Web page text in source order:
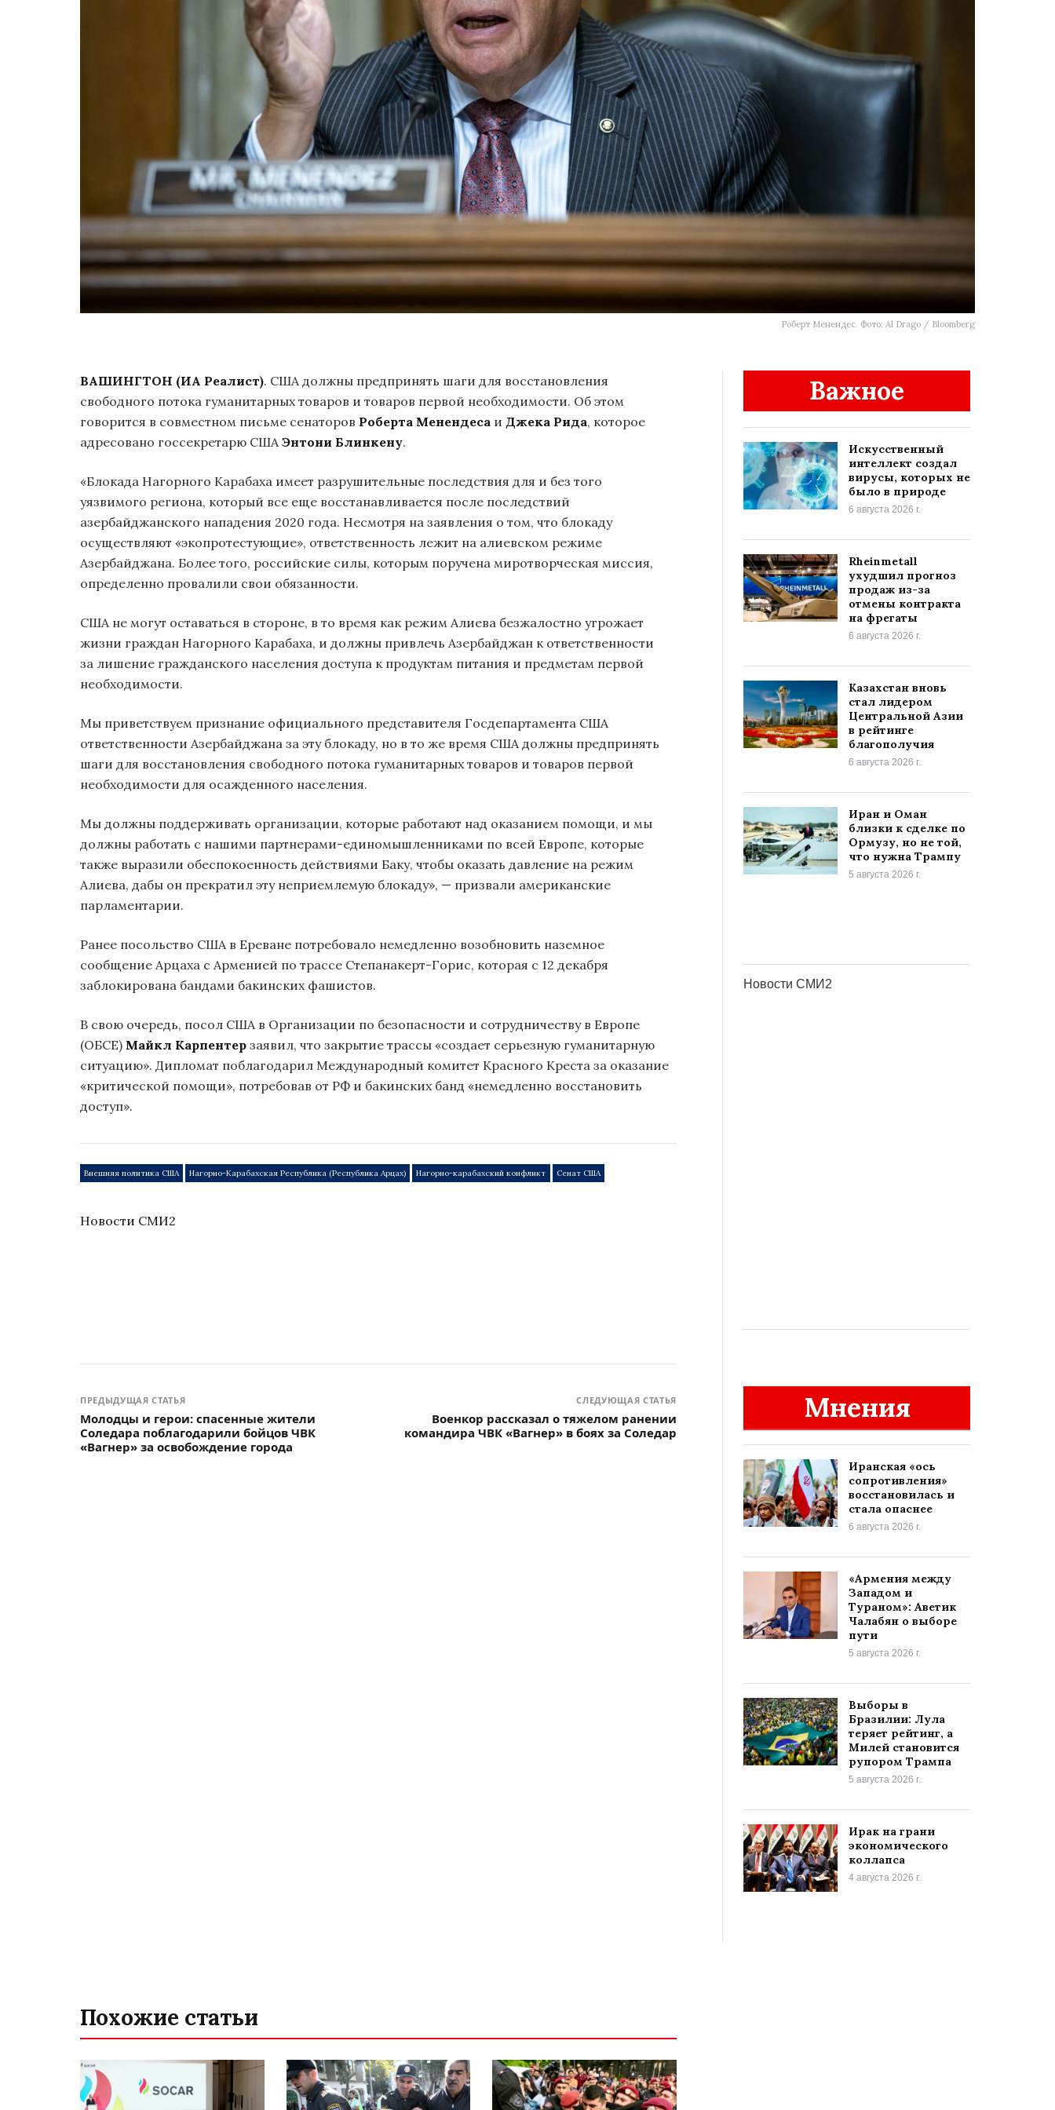
Роберт Менендес. Фото: Al Drago / Bloomberg
ВАШИНГТОН (ИА Реалист). США должны предпринять шаги для восстановления
свободного потока гуманитарных товаров и товаров первой необходимости. Об этом
говорится в совместном письме сенаторов Роберта Менендеса и Джека Рида, которое
адресовано госсекретарю СШАЭнтони Блинкену.
«Блокада Нагорного Карабаха имеет разрушительные последствия для и без того
уязвимого региона, который все еще восстанавливается после последствий
азербайджанского нападения 2020 года. Несмотря на заявления о том, что блокаду
осуществляют «экопротестующие», ответственность лежит на алиевском режиме
Азербайджана. Более того, российские силы, которым поручена миротворческая миссия,
определенно провалили свои обязанности.
США не могут оставаться в стороне, в то время как режим Алиева безжалостно угрожает
жизни граждан Нагорного Карабаха, и должны привлечь Азербайджан к ответственности
за лишение гражданского населения доступа к продуктам питания и предметам первой
необходимости.
Мы приветствуем признание официального представителя Госдепартамента США
ответственности Азербайджана за эту блокаду, но в то же время США должны предпринять
шаги для восстановления свободного потока гуманитарных товаров и товаров первой
необходимости для осажденного населения.
Мы должны поддерживать организации, которые работают над оказанием помощи, и мы
должны работать с нашими партнерами-единомышленниками по всей Европе, которые
также выразили обеспокоенность действиями Баку, чтобы оказать давление на режим
Алиева, дабы он прекратил эту неприемлемую блокаду», — призвали американские
парламентарии.
Ранее посольство США в Ереване потребовало немедленно возобновить наземное
сообщение Арцаха с Арменией по трассе Степанакерт-Горис, которая с 12 декабря
заблокирована бандами бакинских фашистов.
В свою очередь, посол США в Организации по безопасности и сотрудничеству в Европе
(ОБСЕ) Майкл Карпентер заявил, что закрытие трассы «создает серьезную гуманитарную
ситуацию». Дипломат поблагодарил Международный комитет Красного Креста за оказание
«критической помощи», потребовав от РФ и бакинских банд «немедленно восстановить
доступ».
Внешняя политика США Нагорно-Карабахская Республика (Республика Арцах) Нагорно-карабахский конфликт Сенат США
Новости СМИ2
ПРЕДЫДУЩАЯ СТАТЬЯ
Молодцы и герои: спасенные жители
Соледара поблагодарили бойцов ЧВК
«Вагнер» за освобождение города
СЛЕДУЮЩАЯ СТАТЬЯ
Военкор рассказал о тяжелом ранении
командира ЧВК «Вагнер» в боях за Соледар
Важное
Искусственный
интеллект создал
вирусы, которых не
было в природе
6 августа 2026 г.
Rheinmetall
ухудшил прогноз
продаж из-за
отмены контракта
на фрегаты
6 августа 2026 г.
Казахстан вновь
стал лидером
Центральной Азии
в рейтинге
благополучия
6 августа 2026 г.
Иран и Оман
близки к сделке по
Ормузу, но не той,
что нужна Трампу
5 августа 2026 г.
Мнения
Иранская «ось
сопротивления»
восстановилась и
стала опаснее
6 августа 2026 г.
«Армения между
Западом и
Тураном»: Аветик
Чалабян о выборе
пути
5 августа 2026 г.
Выборы в
Бразилии: Лула
теряет рейтинг, а
Милей становится
рупором Трампа
5 августа 2026 г.
Ирак на грани
экономического
коллапса
4 августа 2026 г.
Похожие статьи